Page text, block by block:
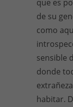
que es
de su
como
sensible
donde
habitar.